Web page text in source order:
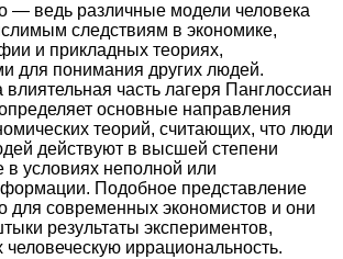
— ведь различные модели человека
следствиям в экономике,
и прикладных теориях,
для понимания других людей.
часть лагеря Панглоссиан
основные направления
теорий, считающих, что люди
действуют в высшей степени
в условиях неполной или
Подобное представление
для современных экономистов и они
результаты экспериментов,
иррациональность.